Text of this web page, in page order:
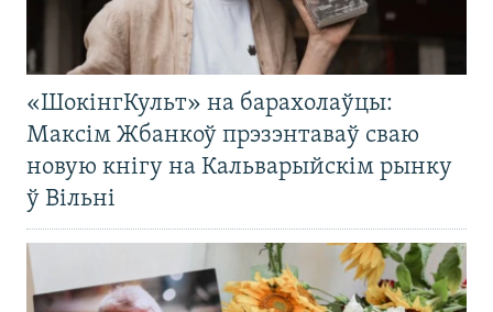
«ШокінгКульт» на барахолаўцы:
Максім Жбанкоў прэзэнтаваў сваю
новую кнігу на Кальварыйскім рынку
ў Вільні